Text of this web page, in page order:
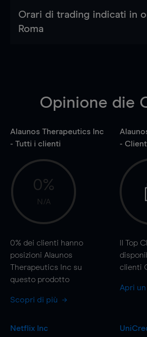
Orari di trading indicati in
Roma
Opinione die
Alaunos Therapeutics Inc
- Tutti i clienti
0%
N/A
0% dei clienti hanno
posizioni Alaunos
Therapeutics Inc su
questo prodotto
Scopri di più
-
Il Top
clienti
Apri
Netflix Inc